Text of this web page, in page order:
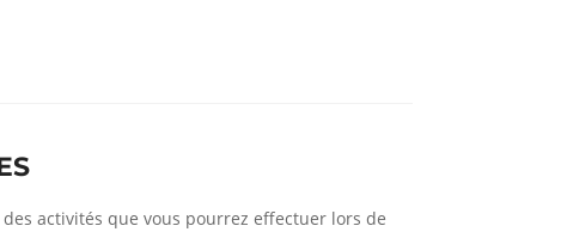
activités que vous pourrez effectuer lors de